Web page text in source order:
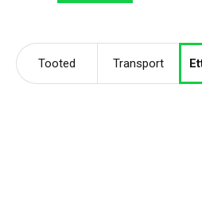
Tooted Transport